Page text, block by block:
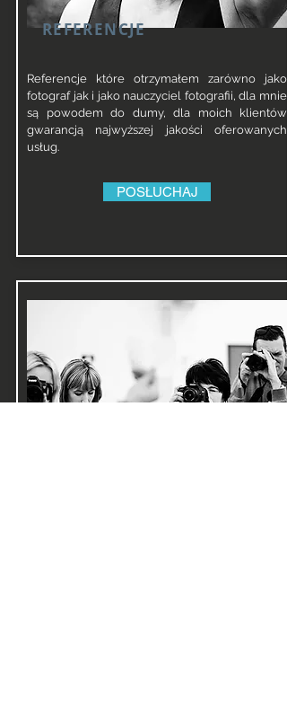
REFERENCJE
Referencje które otrzymałem zarówno jako
fotograf jak i jako nauczyciel fotografii, dla mnie
są powodem do dumy, dla moich klientów
gwarancją najwyższej jakości oferowanych
usług.
POSŁUCHAJ